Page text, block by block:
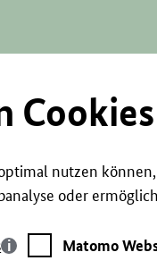
Cookies
nutzen
oder
Matomo
Webstatistik
Matomo